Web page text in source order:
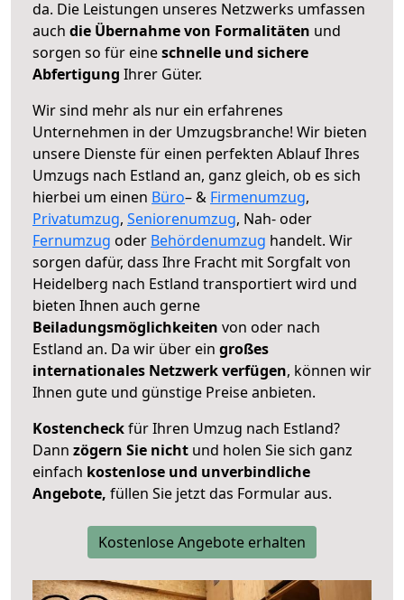
da. Die Leistungen unseres Netzwerks umfassen
auch die Übernahme von Formalitäten und
sorgen so für eineschnelle und sichere
Abfertigung Ihrer Güter.
Wir sind mehr als nur ein erfahrenes
Unternehmen in der Umzugsbranche! Wir bieten
unsere Dienste für einen perfekten Ablauf Ihres
Umzugs nach Estland an, ganz gleich, ob es sich
hierbei um einen Büro– & Firmenumzug,
Privatumzug, Seniorenumzug, Nah- oder
Fernumzug oder Behördenumzug handelt. Wir
sorgen dafür, dass Ihre Fracht mit Sorgfalt von
Heidelberg nach Estland transportiert wird und
bieten Ihnen auch gerne
Beiladungsmöglichkeiten von oder nach
Estland an. Da wir über ein großes
internationales Netzwerk verfügen, können wir
Ihnen gute und günstige Preise anbieten.
Kostencheckfür Ihren Umzug nach Estland?
Dann zögern Sie nicht und holen Sie sich ganz
einfach kostenlose und unverbindliche
Angebote, füllen Sie jetzt das Formular aus.
Kostenlose Angebote erhalten